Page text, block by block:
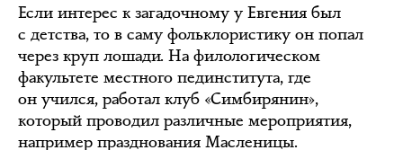
Если интерес к загадочному у Евгения был
с детства, то в саму фольклористику он попал
через круп лошади. На филологическом
факультете местного пединститута, где
он учился, работал клуб «Симбирянин»,
который проводил различные мероприятия,
например празднования Масленицы.